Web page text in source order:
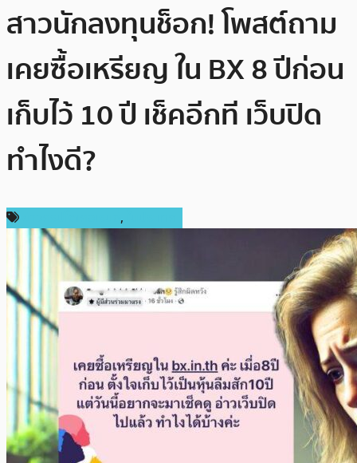
สาวนักลงทุนช็อก! โพสต์ถาม
เคยซื้อเหรียญ ใน BX 8 ปีก่อน
เก็บไว้ 10 ปี เช็คอีกที เว็บปิด
ทำไงดี?
,